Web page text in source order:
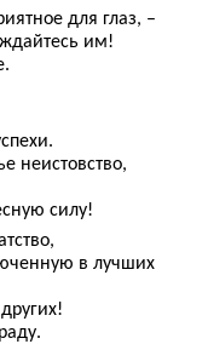
для глаз, –
им!
неистовство,
силу!
в лучших